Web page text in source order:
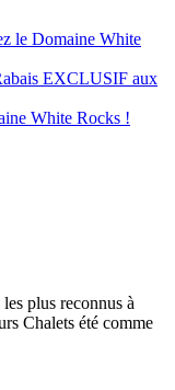
le Domaine White
EXCLUSIF aux
White Rocks !
plus reconnus à
Chalets été comme